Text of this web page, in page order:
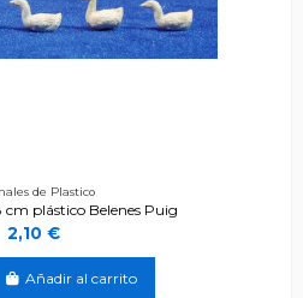
de Plastico
plástico Belenes Puig
2,10 €
Añadir al carrito